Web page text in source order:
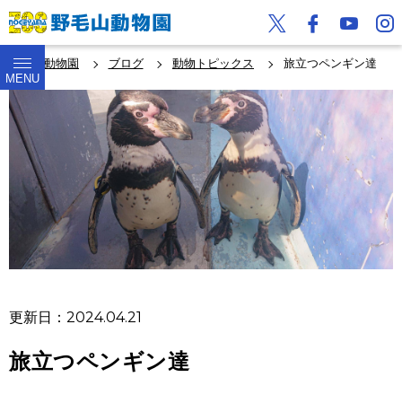
MENU
野毛山動物園 ブログ 動物トピックス 旅立つペンギン達
更新日：2024.04.21
旅立つペンギン達